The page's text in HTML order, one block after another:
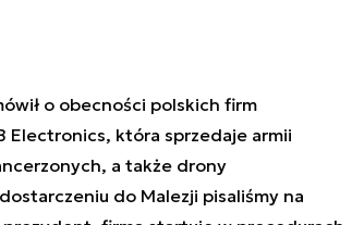
o obecności polskich firm
Electronics, która sprzedaje armii
a także drony
do Malezji pisaliśmy na